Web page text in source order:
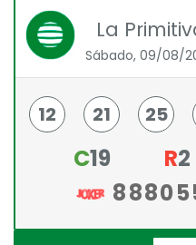
La
Sábado, 09/08/
12 21 25
C19 R2